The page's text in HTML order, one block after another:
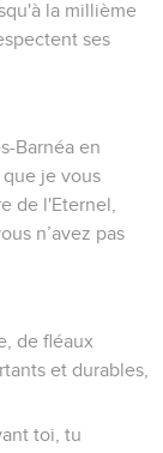
la millième
ses
Barnéa en
que je vous
de l'Eternel,
n’avez pas
de fléaux
et durables,
toi, tu